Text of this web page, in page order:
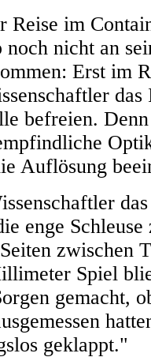
Reise im
noch nicht an
Erst im
befreien.
Auflösung
enge
zwischen
Spiel
gemacht,
geklappt."